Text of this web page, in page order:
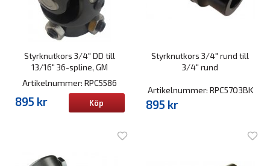
Styrknutkors 3/4" DD till
13/16" 36-spline, GM
Artikelnummer: RPC5586
895 kr Köp
Styrknutkors 3/4" rund till
3/4" rund
Artikelnummer: RPC5703BK
895 kr